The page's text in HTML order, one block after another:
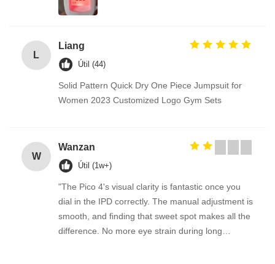
L
Liang
Útil (44)
Solid Pattern Quick Dry One Piece Jumpsuit for
Women 2023 Customized Logo Gym Sets
W
Wanzan
Útil (1w+)
"The Pico 4's visual clarity is fantastic once you
dial in the IPD correctly. The manual adjustment is
smooth, and finding that sweet spot makes all the
difference. No more eye strain during long